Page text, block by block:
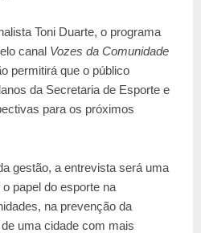
Toni Duarte, o programa
canal Vozes da Comunidade
permitirá que o público
da Secretaria de Esporte e
para os próximos
gestão, a entrevista será uma
papel do esporte na
na prevenção da
uma cidade com mais